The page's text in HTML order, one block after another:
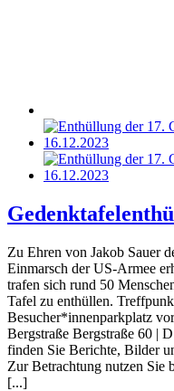
Zu Ehren von Jakob Sauer
Einmarsch der US-Armee
trafen sich rund 50
Tafel zu enthüllen.
Besucher*innenparkplatz
Bergstraße Bergstraße 60 |
finden Sie Berichte, Bilder
Zur Betrachtung nutzen Sie
[...]